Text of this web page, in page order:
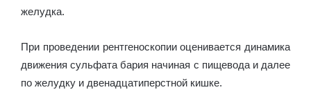
желудка.
При проведении рентгеноскопии оценивается динамика
движения сульфата бария начиная с пищевода и далее
по желудку и двенадцатиперстной кишке.